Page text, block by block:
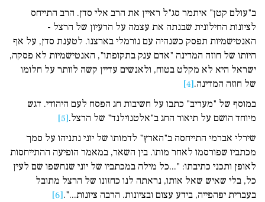
ב"עולם קטן" איתמר סג"ל ראיין את הרב אלי סדן. הרב התייחס
לציונות החילונית שבנתה את עצמה על הרעיון של הרצל -
האנטישמיות תפסק כשנהיה עם נורמלי בארצנו. לטענת סדן, על אף
היותו של חוזה המדינה "אדם ענק בתקופתו", האנטישמיות לא פסקה,
ישראל היא לא מקלט בטוח, ולאנשים עדיין קשה לוותר על חלומו
של חוזה המדינה.[4]
במוסף של "מעריב" כתבו על חשיבות חג הפסח לעם היהודי. דגש
מיוחד הושם על תיאור החג ב"אלטנוילנד" של הרצל.[5]
שירלי אברמי התייחסה ב"הארץ" לדמותו של יוני נתניהו על סמך
מכתביו שפורסמו לאחר מותו. בין השאר, במאמר הופיעה ההתייחסות
לאופן ותכני כתיבתו: "...כל מילה במכתביו של יוני שנחשפו שם לעין
כל, בלי שאיש שאל אותו, נראתה לנו כחזונו של הרצל מתובל
בעברית יפהפייה, בידע עצום ובציונות. הרבה ציונות...".[6]